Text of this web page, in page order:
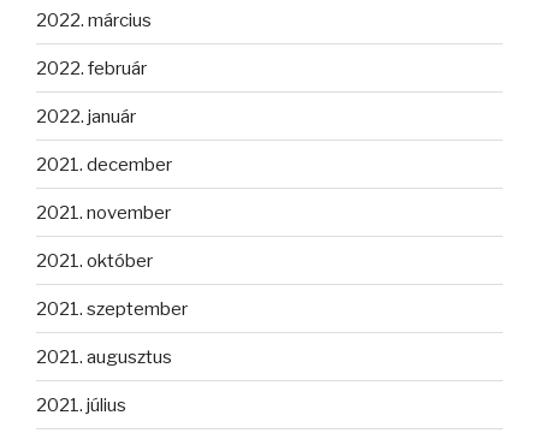
2022. március
2022. február
2022. január
2021. december
2021. november
2021. október
2021. szeptember
2021. augusztus
2021. július